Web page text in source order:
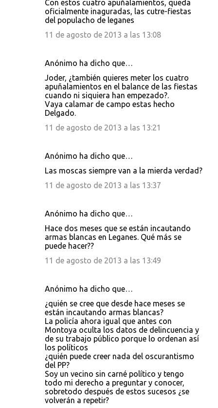
Con estos cuatro apuñalamientos, queda
oficialmente inaguradas, las cutre-fiestas
del populacho de leganes
11 de agosto de 2013 a las 13:08
Anónimo ha dicho que…
Joder, ¿también quieres meter los cuatro
apuñalamientos en el balance de las fiestas
cuando ni siquiera han empezado?.
Vaya calamar de campo estas hecho
Delgado.
11 de agosto de 2013 a las 13:21
Anónimo ha dicho que…
Las moscas siempre van a la mierda verdad?
11 de agosto de 2013 a las 13:37
Anónimo ha dicho que…
Hace dos meses que se están incautando
armas blancas en Leganes. Qué más se
puede hacer??
11 de agosto de 2013 a las 13:49
Anónimo ha dicho que…
¿quién se cree que desde hace meses se
están incautando armas blancas?
La policía ahora igual que antes con
Montoya oculta los datos de delincuencia y
de su trabajo público porque lo ordenan así
los políticos
¿quién puede creer nada del oscurantismo
del PP?
Soy un vecino sin carné político y tengo
todo mi derecho a preguntar y conocer,
sobretodo después de estos sucesos ¿se
volverán a repetir?